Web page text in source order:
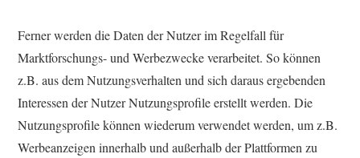
Ferner werden die Daten der Nutzer im Regelfall für
Marktforschungs- und Werbezwecke verarbeitet. So können
z.B. aus dem Nutzungsverhalten und sich daraus ergebenden
Interessen der Nutzer Nutzungsprofile erstellt werden. Die
Nutzungsprofile können wiederum verwendet werden, um z.B.
Werbeanzeigen innerhalb und außerhalb der Plattformen zu